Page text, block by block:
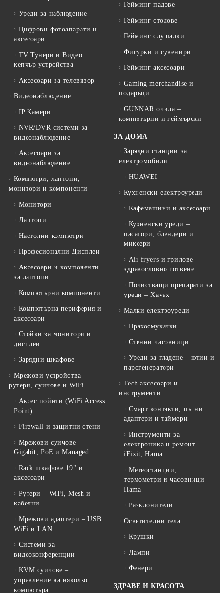
Уреди за наблюдение
Цифрови фотоапарати и
аксесоари
TV Тунери и Видео
кепчър устройства
Аксесоари за телевизор
Видеонаблюдение
IP Камери
NVR/DVR системи за
видеонаблюдение
Аксесоари за
видеонаблюдение
Компютри, лаптопи,
монитори и компоненти
Монитори
Лаптопи
Настолни компютри
Професионални Дисплеи
Аксесоари и компоненти
за лаптопи
Компютърни компоненти
Компютърна периферия и
аксесоари
Стойки за монитори и
дисплеи
Зарядни шкафове
Мрежови устройства –
рутери, суичове и WiFi
Аксес пойнти (WiFi Access
Point)
Firewall и защитни стени
Мрежови суичове –
Gigabit, PoE и Managed
Rack шкафове 19" и
аксесоари
Рутери – WiFi, Mesh и
кабелни
Мрежови адаптери – USB
WiFi и LAN
Системи за
видеоконференции
KVM суичове –
управление на няколко
компютъра
Гейминг падове
Гейминг столове
Гейминг слушалки
Фигурки и сувенири
Гейминг аксесоари
Gaming merchandise и
подаръци
GUNNAR очила –
компютърни и геймърски
ЗА ДОМА
Зарядни станции за
електромобили
HUAWEI
Кухненски електроуреди
Кафемашини и аксесоари
Кухненски уреди –
пасатори, блендери и
миксери
Air fryers и грилове –
здравословно готвене
Почистващи препарати за
уреди – Xavax
Малки електроуреди
Прахосмукачки
Стенни часовници
Уреди за гладене – ютии и
парогенератори
Tech аксесоари и
инструменти
Смарт контакти, пътни
адаптери и таймери
Инструменти за
електроника и ремонт –
iFixit, Hama
Метеостанции,
термометри и часовници
Hama
Разклонители
Осветителни тела
Крушки
Лампи
Фенери
ЗДРАВЕ И КРАСОТА